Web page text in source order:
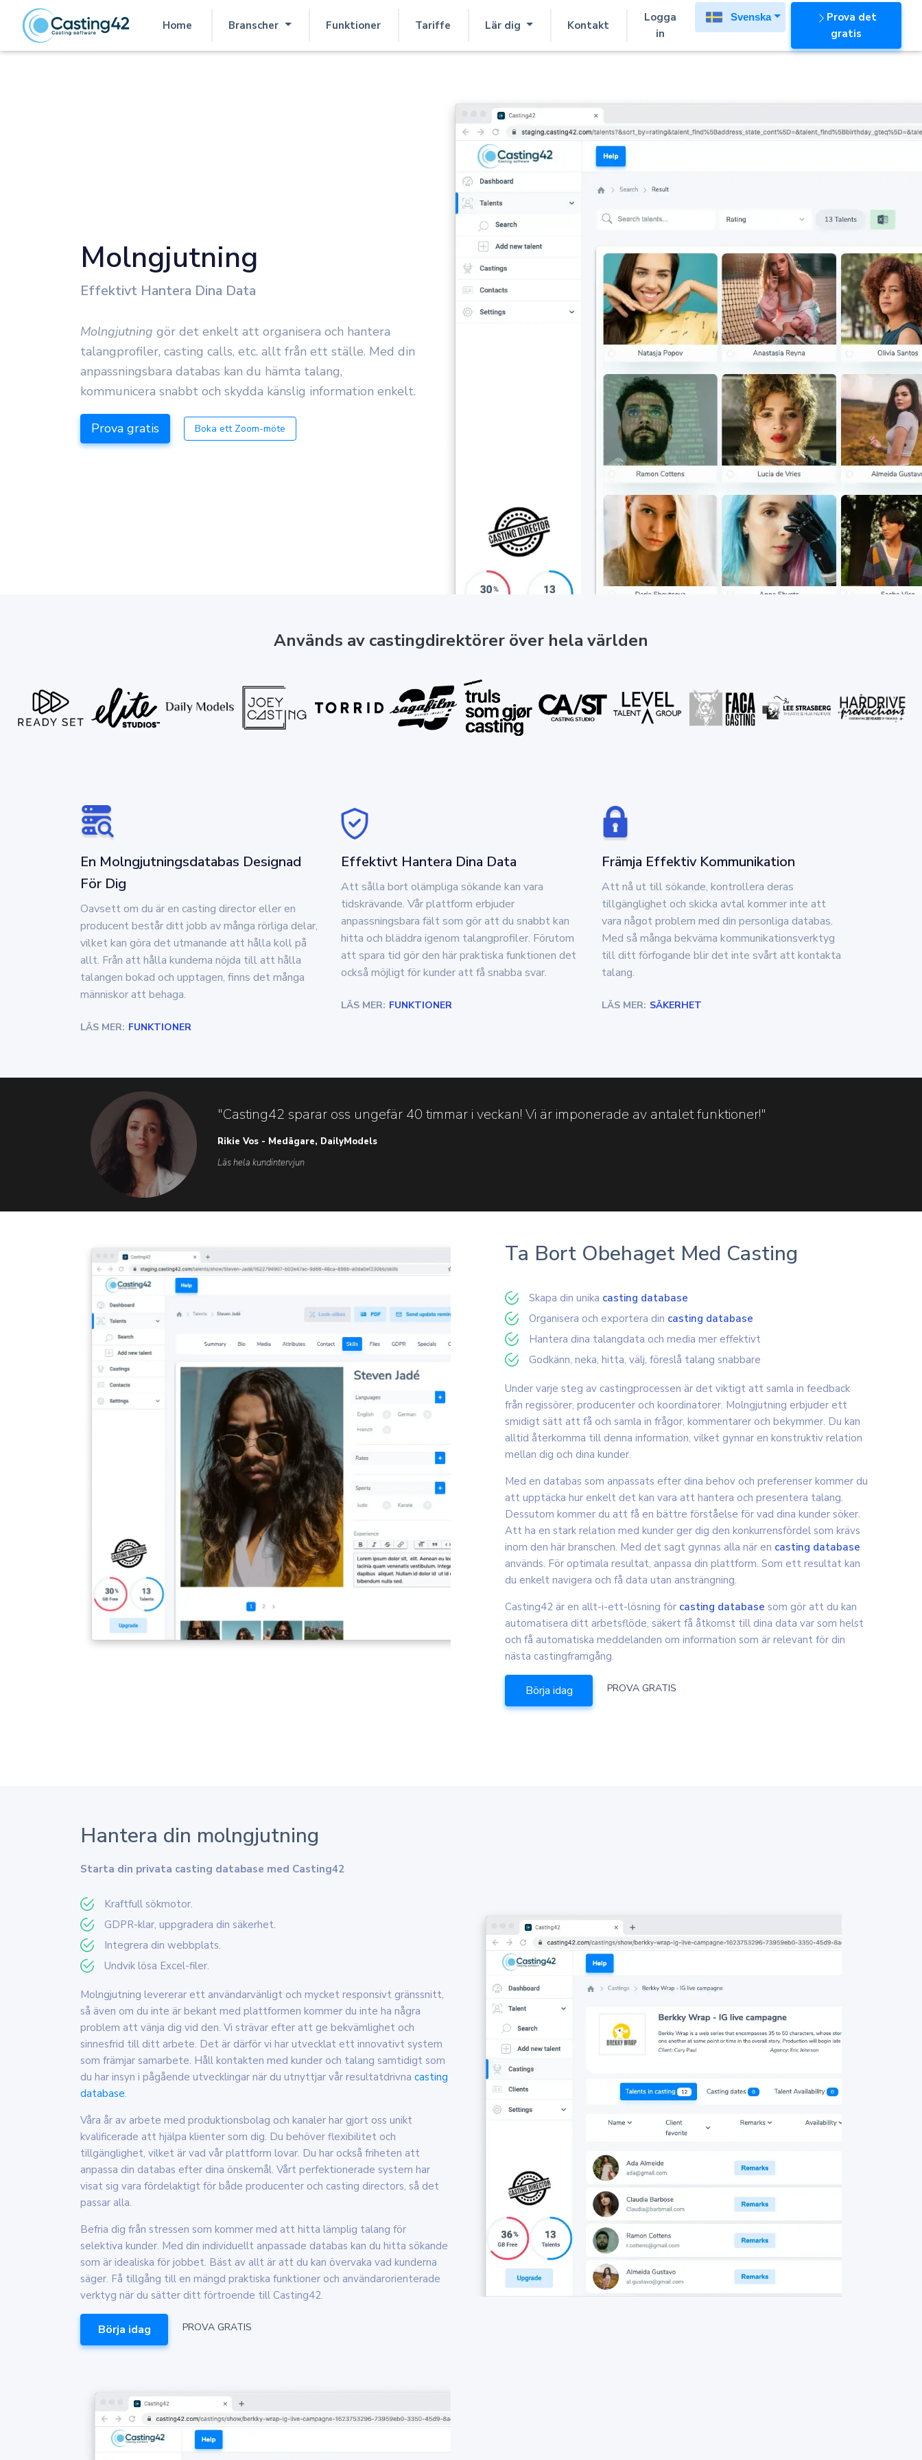
Home
(corrente)
Branscher Funktioner Tariffe Lär dig Kontakt
Logga
in
Svenska
Prova det
gratis
Molngjutning
Effektivt Hantera Dina Data
Molngjutning gör det enkelt att organisera och hantera
talangprofiler, casting calls, etc. allt från ett ställe. Med din
anpassningsbara databas kan du hämta talang,
kommunicera snabbt och skydda känslig information enkelt.
Prova gratis Boka ett Zoom-möte
Används av castingdirektörer över hela världen
En Molngjutningsdatabas Designad
För Dig
Oavsett om du är en casting director eller en
producent består ditt jobb av många rörliga delar,
vilket kan göra det utmanande att hålla koll på
allt. Från att hålla kunderna nöjda till att hålla
talangen bokad och upptagen, finns det många
människor att behaga.
LÄS MER: FUNKTIONER
Effektivt Hantera Dina Data
Att sålla bort olämpliga sökande kan vara
tidskrävande. Vår plattform erbjuder
anpassningsbara fält som gör att du snabbt kan
hitta och bläddra igenom talangprofiler. Förutom
att spara tid gör den här praktiska funktionen det
också möjligt för kunder att få snabba svar.
LÄS MER: FUNKTIONER
Främja Effektiv Kommunikation
Att nå ut till sökande, kontrollera deras
tillgänglighet och skicka avtal kommer inte att
vara något problem med din personliga databas.
Med så många bekväma kommunikationsverktyg
till ditt förfogande blir det inte svårt att kontakta
talang.
LÄS MER: SÄKERHET
"Casting42 sparar oss ungefär 40 timmar i veckan! Vi är imponerade av antalet funktioner!"
Rikie Vos - Medägare, DailyModels
Läs hela kundintervjun
Ta Bort Obehaget Med Casting
Skapa din unika casting database
Organisera och exportera din casting database
Hantera dina talangdata och media mer effektivt
Godkänn, neka, hitta, välj, föreslå talang snabbare
Under varje steg av castingprocessen är det viktigt att samla in feedback
från regissörer, producenter och koordinatorer. Molngjutning erbjuder ett
smidigt sätt att få och samla in frågor, kommentarer och bekymmer. Du kan
alltid återkomma till denna information, vilket gynnar en konstruktiv relation
mellan dig och dina kunder.
Med en databas som anpassats efter dina behov och preferenser kommer du
att upptäcka hur enkelt det kan vara att hantera och presentera talang.
Dessutom kommer du att få en bättre förståelse för vad dina kunder söker.
Att ha en stark relation med kunder ger dig den konkurrensfördel som krävs
inom den här branschen. Med det sagt gynnas alla när en casting database
används. För optimala resultat, anpassa din plattform. Som ett resultat kan
du enkelt navigera och få data utan ansträngning.
Casting42 är en allt-i-ett-lösning för casting database som gör att du kan
automatisera ditt arbetsflöde, säkert få åtkomst till dina data var som helst
och få automatiska meddelanden om information som är relevant för din
nästa castingframgång.
Börja idag PROVA GRATIS
Hantera din molngjutning
Starta din privata casting database med Casting42
Kraftfull sökmotor.
GDPR-klar, uppgradera din säkerhet.
Integrera din webbplats.
Undvik lösa Excel-filer.
Molngjutning levererar ett användarvänligt och mycket responsivt gränssnitt,
så även om du inte är bekant med plattformen kommer du inte ha några
problem att vänja dig vid den. Vi strävar efter att ge bekvämlighet och
sinnesfrid till ditt arbete. Det är därför vi har utvecklat ett innovativt system
som främjar samarbete. Håll kontakten med kunder och talang samtidigt som
du har insyn i pågående utvecklingar när du utnyttjar vår resultatdrivna casting
database.
Våra år av arbete med produktionsbolag och kanaler har gjort oss unikt
kvalificerade att hjälpa klienter som dig. Du behöver flexibilitet och
tillgänglighet, vilket är vad vår plattform lovar. Du har också friheten att
anpassa din databas efter dina önskemål. Vårt perfektionerade system har
visat sig vara fördelaktigt för både producenter och casting directors, så det
passar alla.
Befria dig från stressen som kommer med att hitta lämplig talang för
selektiva kunder. Med din individuellt anpassade databas kan du hitta sökande
som är idealiska för jobbet. Bäst av allt är att du kan övervaka vad kunderna
säger. Få tillgång till en mängd praktiska funktioner och användarorienterade
verktyg när du sätter ditt förtroende till Casting42.
Börja idag PROVA GRATIS